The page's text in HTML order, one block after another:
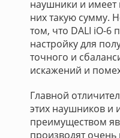
наушники и имеет
них такую сумму.
том, что DALI iO-
настройку для
точного и
искажений и
Главной
этих наушников и
преимуществом
производят очень